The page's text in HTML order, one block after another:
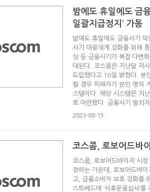
밤에도 휴일에도 금
일괄지급정지’ 가동
밤에도 휴일에도 금융사기
사기 대응체계 강화를 위해
싱 등 금융사기가 복잡·다변
대된다. 코스콤은 지난달 자
도입했다고 10일 밝혔다. 본
될 경우 피해자가 본인 명의
스템이다. 해당 시스템은 지
로 마련됐다. 금융사기 범죄
2023-08-13
코스콤, 로보어드바
코스콤, 로보어드바이저 시
장하는 가운데, 로보어드바
고, 금융소비자 보호 강화를
스트베드에 ‘사후운용심사’